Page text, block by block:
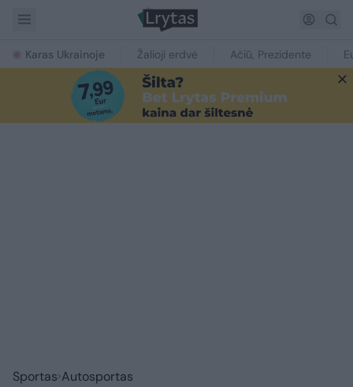
Karas Ukrainoje Žalioji erdvė Ačiū, Prezidente
Sportas Autosportas